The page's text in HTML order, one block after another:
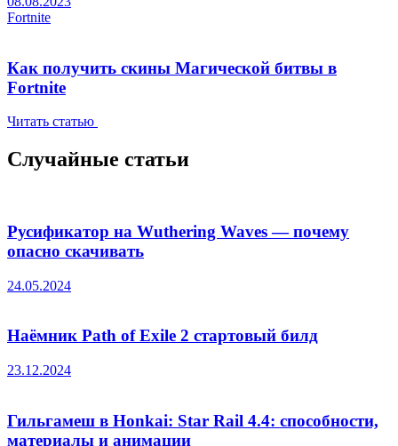
Fortnite
Как получить скины Магической битвы в
Fortnite
Читать статью
Случайные статьи
Русификатор на Wuthering Waves — почему
опасно скачивать
24.05.2024
Наёмник Path of Exile 2 стартовый билд
23.12.2024
Гильгамеш в Honkai: Star Rail 4.4: способности,
материалы и анимации